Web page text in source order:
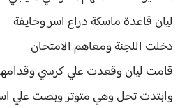
ليان قاعدة ماسكة دراع اسر وخايفة
دخلت اللجنة ومعاهم الامتحان
قامت ليان وقعدت علي كرسي
وابتدت تحل وهي متوتر وبصت علي